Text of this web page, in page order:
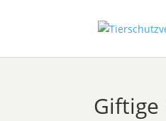
Giftige